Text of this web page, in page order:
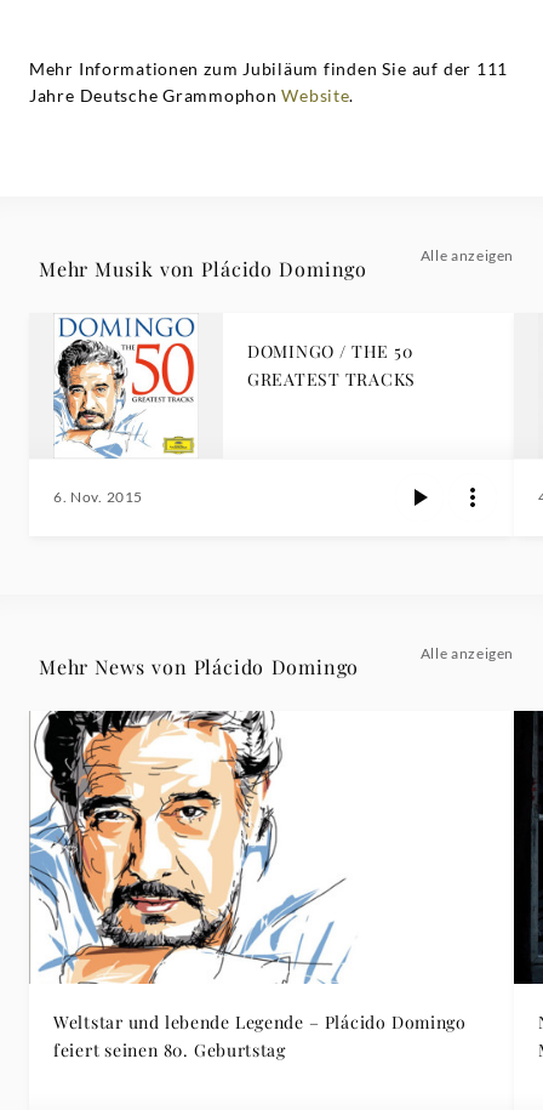
Mehr Informationen zum Jubiläum finden Sie auf der 111
Jahre Deutsche GrammophonWebsite.
Mehr Musik von Plácido Domingo
Alle anzeigen
DOMINGO / THE 50
GREATEST TRACKS
6. Nov. 2015
Mehr News von Plácido Domingo
Alle anzeigen
Weltstar und lebende Legende – Plácido Domingo
feiert seinen 80. Geburtstag